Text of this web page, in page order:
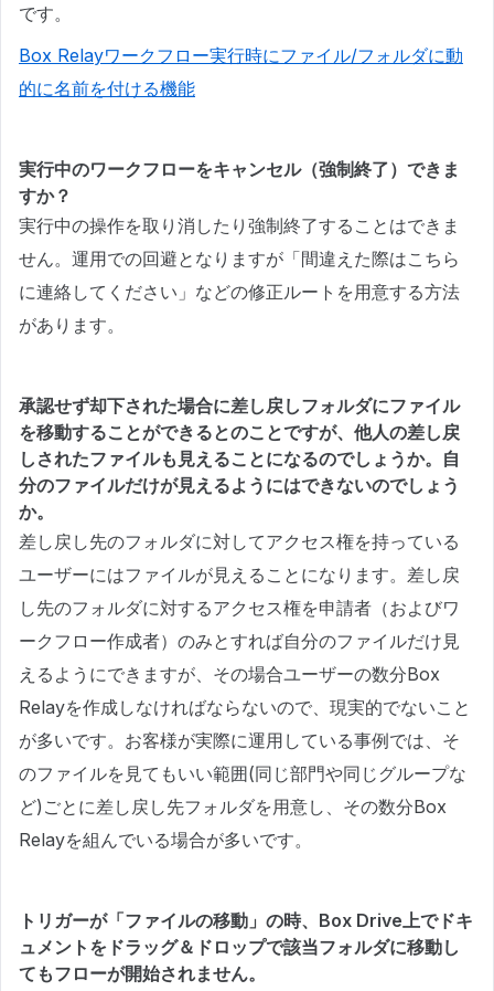
です。
Box Relayワークフロー実行時にファイル/フォルダに動
的に名前を付ける機能
実行中のワークフローをキャンセル（強制終了）できま
すか？
実行中の操作を取り消したり強制終了することはできま
せん。運用での回避となりますが「間違えた際はこちら
に連絡してください」などの修正ルートを用意する方法
があります。
承認せず却下された場合に差し戻しフォルダにファイル
を移動することができるとのことですが、他人の差し戻
しされたファイルも見えることになるのでしょうか。自
分のファイルだけが見えるようにはできないのでしょう
か。
差し戻し先のフォルダに対してアクセス権を持っている
ユーザーにはファイルが見えることになります。差し戻
し先のフォルダに対するアクセス権を申請者（およびワ
ークフロー作成者）のみとすれば自分のファイルだけ見
えるようにできますが、その場合ユーザーの数分Box
Relayを作成しなければならないので、現実的でないこと
が多いです。お客様が実際に運用している事例では、そ
のファイルを見てもいい範囲(同じ部門や同じグループな
ど)ごとに差し戻し先フォルダを用意し、その数分Box
Relayを組んでいる場合が多いです。
トリガーが「ファイルの移動」の時、Box Drive上でドキ
ュメントをドラッグ＆ドロップで該当フォルダに移動し
てもフローが開始されません。